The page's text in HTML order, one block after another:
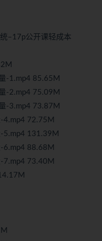
–17p公开课轻成本
-1.mp4 85.65M
-2.mp4 75.09M
-3.mp4 73.87M
4.mp4 72.75M
5.mp4 131.39M
6.mp4 88.68M
7.mp4 73.40M